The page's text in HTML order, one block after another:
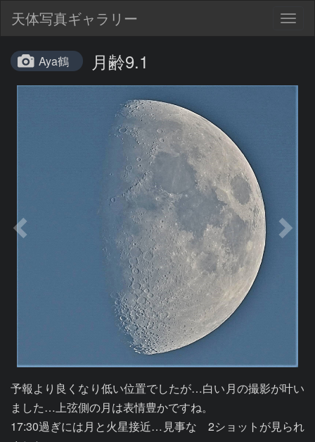
天体写真ギャラリー
Aya鶴 月齢9.1
予報より良くなり低い位置でしたが…白い月の撮影が叶い
ました…上弦側の月は表情豊かですね。
17:30過ぎには月と火星接近…見事な　2ショットが見られ